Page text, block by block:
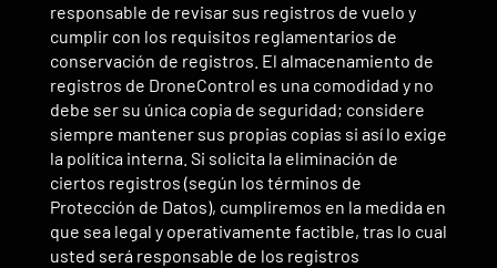
responsable de revisar sus registros de vuelo y
cumplir con los requisitos reglamentarios de
conservación de registros. El almacenamiento de
registros de DroneControl es una comodidad y no
debe ser su única copia de seguridad; considere
siempre mantener sus propias copias si así lo exige
la política interna. Si solicita la eliminación de
ciertos registros (según los términos de
Protección de Datos), cumpliremos en la medida en
que sea legal y operativamente factible, tras lo cual
usted será responsable de los registros